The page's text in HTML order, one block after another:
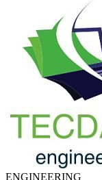
ENGINEERING